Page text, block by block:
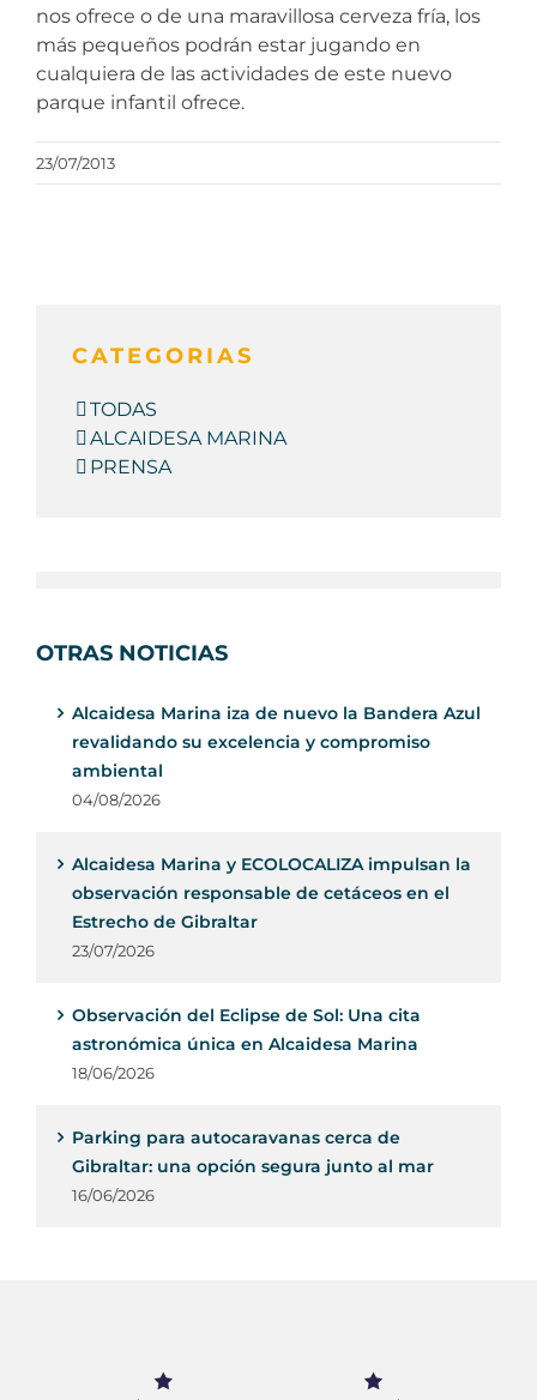
nos ofrece o de una maravillosa cerveza fría, los
más pequeños podrán estar jugando en
cualquiera de las actividades de este nuevo
parque infantil ofrece.
23/07/2013
CATEGORIAS
TODAS
ALCAIDESA MARINA
PRENSA
OTRAS NOTICIAS
Alcaidesa Marina iza de nuevo la Bandera Azul
revalidando su excelencia y compromiso
ambiental
04/08/2026
Alcaidesa Marina y ECOLOCALIZA impulsan la
observación responsable de cetáceos en el
Estrecho de Gibraltar
23/07/2026
Observación del Eclipse de Sol: Una cita
astronómica única en Alcaidesa Marina
18/06/2026
Parking para autocaravanas cerca de
Gibraltar: una opción segura junto al mar
16/06/2026